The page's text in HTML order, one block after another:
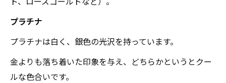
プラチナ
プラチナは白く、銀色の光沢を持っています。
金よりも落ち着いた印象を与え、どちらかというとクー
ルな色合いです。